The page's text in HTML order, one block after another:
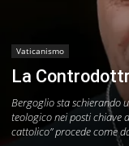
Vaticanismo
La
Bergoglio sta schierando
teologico nei posti chiave
cattolico” procede come